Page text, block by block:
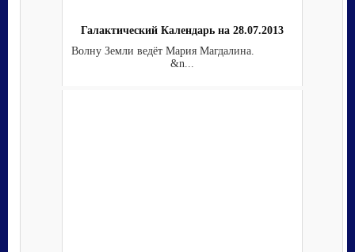
Галактический Календарь на 28.07.2013
Волну Земли ведёт Мария Магдалина.
&n...